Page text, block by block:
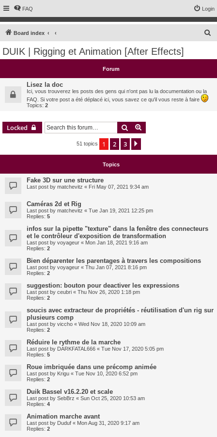
FAQ Login
Board index
c
DUIK | Rigging et Animation [After Effects]
Forum
Lisez la doc
Ici, vous trouverez les posts des gens qui n'ont pas lu la documentation ou la
FAQ. Si votre post a été déplacé ici, vous savez ce qu'il vous reste à faire
Topics: 2
Locked Search
51 topics 1 2 3
Topics
Fake 3D sur une structure
Last post by matchevitz « Fri May 07, 2021 9:34 am
Caméras 2d et Rig
Last post by matchevitz « Tue Jan 19, 2021 12:25 pm
Replies: 5
infos sur la pipette "texture" dans la fenêtre des connecteurs
et le contrôleur d'exposition de transformation
Last post by voyageur « Mon Jan 18, 2021 9:16 am
Replies: 2
Bien déparenter les parentages à travers les compositions
Last post by voyageur « Thu Jan 07, 2021 8:16 pm
Replies: 2
suggestion: bouton pour deactiver les expressions
Last post by ceubri « Thu Nov 26, 2020 1:18 pm
Replies: 2
soucis avec extracteur de propriétés - réutilisation d'un rig sur
plusieurs comp
Last post by viccho « Wed Nov 18, 2020 10:09 am
Replies: 2
Réduire le rythme de la marche
Last post by DARKFATAL666 « Tue Nov 17, 2020 5:05 pm
Replies: 5
Roue imbriquée dans une précomp animée
Last post by Krigu « Tue Nov 10, 2020 6:52 pm
Replies: 2
Duik Bassel v16.2.20 et scale
Last post by SebBrz « Sun Oct 25, 2020 10:53 am
Replies: 4
Animation marche avant
Last post by Duduf « Mon Aug 31, 2020 9:17 am
Replies: 2